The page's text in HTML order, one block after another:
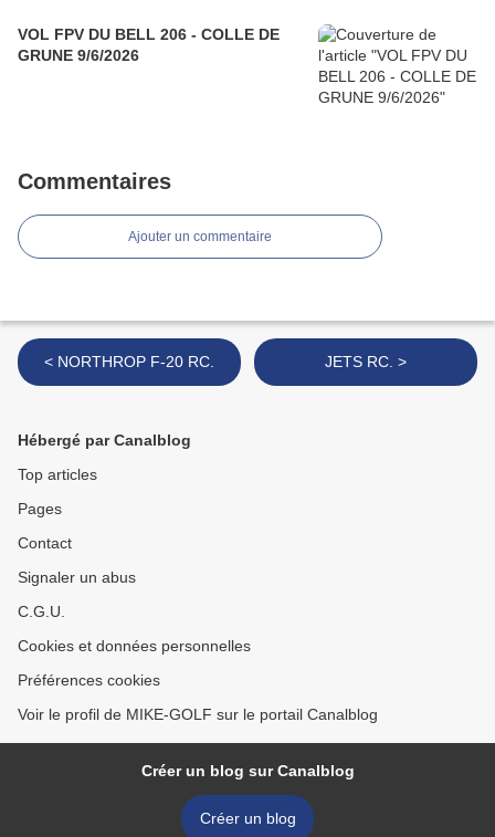
VOL FPV DU BELL 206 - COLLE DE
GRUNE 9/6/2026
Commentaires
Ajouter un commentaire
< NORTHROP F-20 RC. JETS RC. >
Hébergé par Canalblog
Top articles
Pages
Contact
Signaler un abus
C.G.U.
Cookies et données personnelles
Préférences cookies
Voir le profil de MIKE-GOLF sur le portail Canalblog
Créer un blog sur Canalblog
Créer un blog